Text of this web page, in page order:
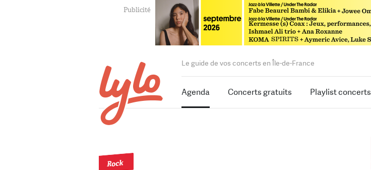
Le guide de vos concerts en Île-de-France
Agenda Concerts gratuits Playlist concerts
Rock